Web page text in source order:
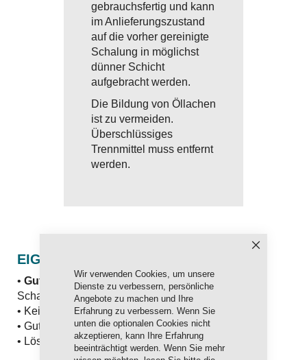
Wir verwenden Cookies, um unsere
Dienste zu verbessern, persönliche
Angebote zu machen und Ihre
Erfahrung zu verbessern. Wenn Sie
unten die optionalen Cookies nicht
akzeptieren, kann Ihre Erfahrung
beeinträchtigt werden. Wenn Sie mehr
gebrauchsfertig und kann
im Anlieferungszustand
auf die vorher gereinigte
Schalung in möglichst
dünner Schicht
aufgebracht werden.
Die Bildung von Öllachen
ist zu vermeiden.
Überschlüssiges
Trennmittel muss entfernt
werden.
EIGENSCHAFTEN
• Gutes anhaftendes Trennfilms an senkrechten
Schalungen
• Keine Ablüftzeiten erforderlich
• Guter Korrosionsschutz
• Lösemittelfrei, geruchsarm